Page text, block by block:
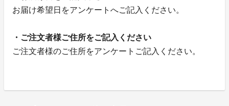
お届け希望日をアンケートへご記入ください。
・ご注文者様ご住所をご記入ください
ご注文者様のご住所をアンケートご記入ください。